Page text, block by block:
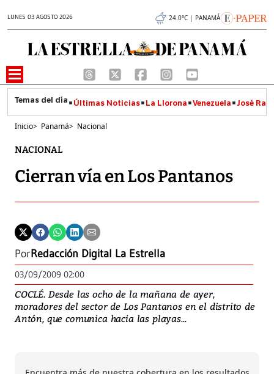
LUNES 03 AGOSTO 2026 24.0°C | PANAMÁ
Últimas Noticias La Llorona Venezuela José
Inicio> Panamá> Nacional
NACIONAL
Cierran vía en Los Pantanos
PorRedacción Digital La Estrella
03/09/2009 02:00
COCLÉ. Desde las ocho de la mañana de ayer,
moradores del sector de Los Pantanos en el distrito de
Antón, que comunica hacia las playas...